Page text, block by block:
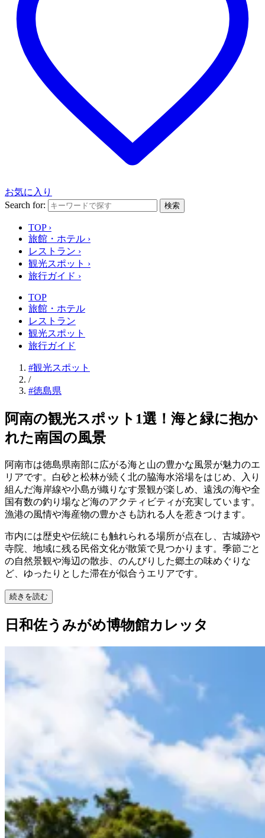
お気に入り
Search for:
検索
TOP ›
旅館・ホテル ›
レストラン ›
観光スポット ›
旅行ガイド ›
TOP
旅館・ホテル
レストラン
観光スポット
旅行ガイド
#観光スポット
/
#徳島県
阿南の観光スポット1選！海と緑に抱か
れた南国の風景
阿南市は徳島県南部に広がる海と山の豊かな風景が魅力のエ
リアです。白砂と松林が続く北の脇海水浴場をはじめ、入り
組んだ海岸線や小島が織りなす景観が楽しめ、遠浅の海や全
国有数の釣り場など海のアクティビティが充実しています。
漁港の風情や海産物の豊かさも訪れる人を惹きつけます。
市内には歴史や伝統にも触れられる場所が点在し、古城跡や
寺院、地域に残る民俗文化が散策で見つかります。季節ごと
の自然景観や海辺の散歩、のんびりした郷土の味めぐりな
ど、ゆったりとした滞在が似合うエリアです。
続きを読む
日和佐うみがめ博物館カレッタ